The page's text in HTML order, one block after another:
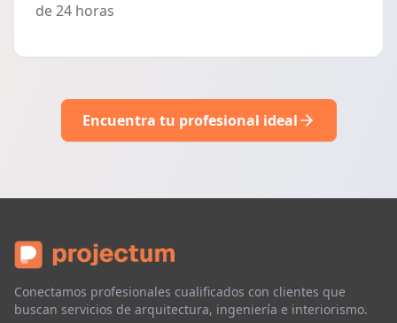
de 24 horas
Encuentra tu profesional ideal
Conectamos profesionales cualificados con clientes que
buscan servicios de arquitectura, ingeniería e interiorismo.